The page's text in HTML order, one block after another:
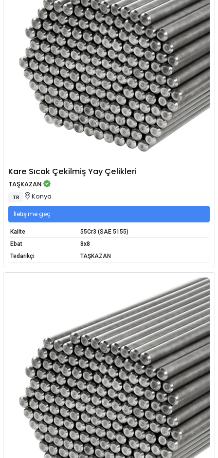
Kare Sıcak Çekilmiş Yay Çelikleri
TAŞKAZAN
TR Konya
İletişime geç
Kalite
55Cr3 (SAE 5155)
Ebat
8x8
Tedarikçi
TAŞKAZAN